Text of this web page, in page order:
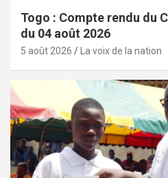
Togo : Compte rendu du
du 04 août 2026
5 août 2026 La voix de la nation